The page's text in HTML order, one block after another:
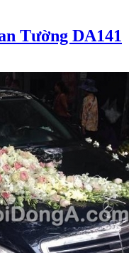
Tường DA141